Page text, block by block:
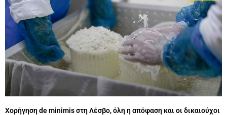
Χορήγηση de minimis στη Λέσβο, όλη η απόφαση και οι δικαιούχοι